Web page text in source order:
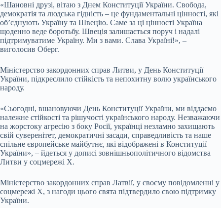
«Шановні друзі, вітаю з Днем Конституції України. Свобода,
демократія та людська гідність – це фундаментальні цінності, які
об’єднують Україну та Швецію. Саме за ці цінності Україна
щоденно веде боротьбу. Швеція залишається поруч і надалі
підтримуватиме Україну. Ми з вами. Слава Україні!», –
виголосив Оберг.
Міністерство закордонних справ Литви, у День Конституції
України, підкреслило стійкість та непохитну волю українського
народу.
«Сьогодні, вшановуючи День Конституції України, ми віддаємо
належне стійкості та рішучості українського народу. Незважаючи
на жорстоку агресію з боку Росії, українці незламно захищають
свій суверенітет, демократичні засади, справедливість та наше
спільне європейське майбутнє, які відображені в Конституції
України», – йдеться у дописі зовнішньополітичного відомства
Литви у соцмережі Х.
Міністерство закордонних справ Латвії, у своєму повідомленні у
соцмережі Х, з нагоди цього свята підтвердило свою підтримку
України.